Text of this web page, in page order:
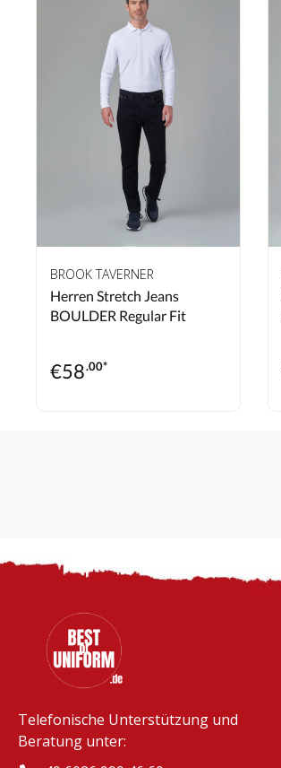
BROOK TAVERNER
Herren Stretch Jeans
BOULDER Regular Fit
€58.00*
Telefonische Unterstützung und
Beratung unter: